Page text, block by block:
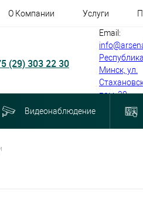
О Компании Услуги
(29) 303 22 30
Email:
Минск, ул.
пом. 30
Видеонаблюдение